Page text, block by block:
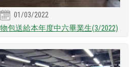
01/03/2022
包送給本年度中六畢業生(3/2022)